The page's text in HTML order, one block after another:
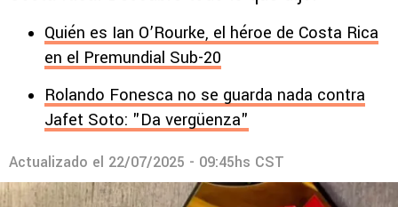
Quién es Ian O’Rourke, el héroe de Costa Rica
en el Premundial Sub-20
Rolando Fonesca no se guarda nada contra
Jafet Soto: "Da vergüenza"
Actualizado el 22/07/2025 - 09:45hs CST